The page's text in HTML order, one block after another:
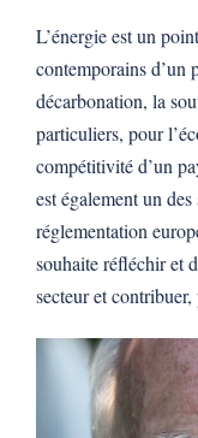
L’énergie est un
contemporains d’un
décarbonation, la
particuliers, pour
compétitivité d’un
est également un
réglementation
souhaite réfléchir et
secteur et